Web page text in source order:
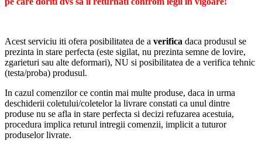
Acest serviciu iti ofera posibilitatea de a verifica daca produsul se
prezinta in stare perfecta (este sigilat, nu prezinta semne de lovire,
zgarieturi sau alte deformari), NU si posibilitatea de a verifica tehnic
(testa/proba) produsul.
In cazul comenzilor ce contin mai multe produse, daca in urma
deschiderii coletului/coletelor la livrare constati ca unul dintre
produse nu se afla in stare perfecta si decizi refuzarea acestuia,
procedura implica returul intregii comenzii, implicit a tuturor
produselor livrate.